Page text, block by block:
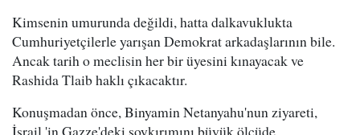
Kimsenin umurunda değildi, hatta dalkavuklukta
Cumhuriyetçilerle yarışan Demokrat arkadaşlarının bile.
Ancak tarih o meclisin her bir üyesini kınayacak ve
Rashida Tlaib haklı çıkacaktır.
Konuşmadan önce, Binyamin Netanyahu'nun ziyareti,
İsrail 'in Gazze'deki soykırımını büyük ölçüde